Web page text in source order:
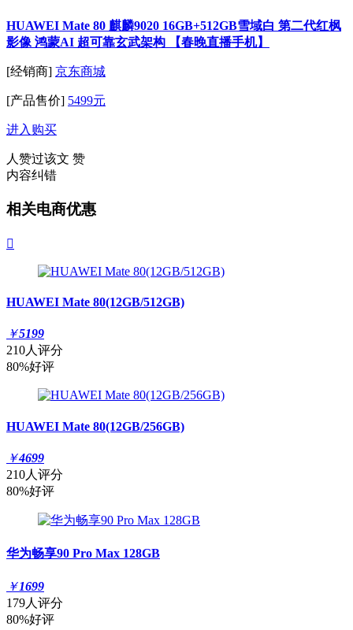
HUAWEI Mate 80 麒麟9020 16GB+512GB雪域白 第二代红枫
影像 鸿蒙AI 超可靠玄武架构 【春晚直播手机】
[经销商] 京东商城
[产品售价] 5499元
进入购买
人赞过该文 赞
内容纠错
相关电商优惠

HUAWEI Mate 80(12GB/512GB)
￥5199
210人评分
80%好评
HUAWEI Mate 80(12GB/256GB)
￥4699
210人评分
80%好评
华为畅享90 Pro Max 128GB
￥1699
179人评分
80%好评